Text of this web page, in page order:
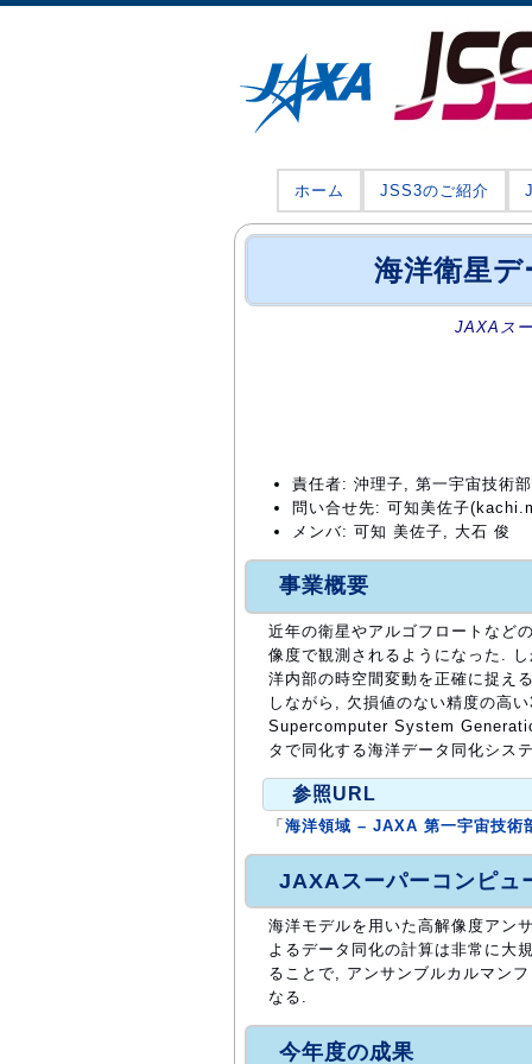
ホーム JSS3のご紹介
海洋衛星
JAXAス
責任者: 沖理子, 第一宇宙技術
問い合せ先: 可知美佐子
メンバ: 可知 美佐子, 大石 俊
事業概要
近年の衛星やアルゴフロートなど
像度で観測されるようになった.
洋内部の時空間変動を正確に捉え
しながら, 欠損値のない精度の高
Supercomputer System
タで同化する海洋データ同化シス
参照URL
「 海洋領域 – JAXA 第一宇宙技
JAXAスーパーコンピュ
海洋モデルを用いた高解像度アン
よるデータ同化の計算は非常に大
ることで, アンサンブルカルマン
なる.
今年度の成果